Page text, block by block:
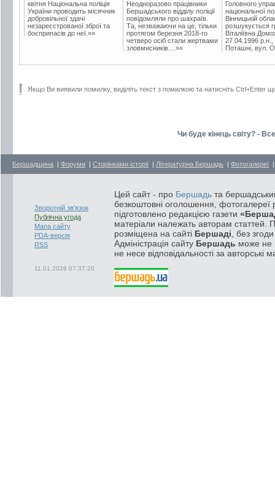
квітня Національна поліція
України проводить місячник
добровільної здачі
незареєстрованої зброї та
боєприпасів до неї.»»
Неодноразово працівники
Бершадського відділу поліції
повідомляли про шахраїв.
Та, незважаючи на це, тільки
протягом березня 2018-го
четверо осіб стали жертвами
зловмисників....»»
Головного
національної
Вінницькій
розшукується
Віталіївна
27.04.1996 р.н.,
Поташні, вул.
Якщо Ви виявили помилку, виділіть текст з помилкою та натисніть Ctrl+Enter
Чи буде кінець світу? -
Бершадщина | Форуми | Сторінками історії | Літературна Бершадь | Фотогалереї
Зворотній зв'язок
Публічна угода
Мапа сайту
PDA-версія
RSS
11.01.2026 07:37:20
Цей сайт - про Бершадь та
безкоштовні оголошення, фотогалереї
підготовлено редакцією газети
матеріали належать авторам статтей.
розміщена на сайті Бершаді , без
Адміністрація сайту Бершадь може не
не несе відповідальності за авторські